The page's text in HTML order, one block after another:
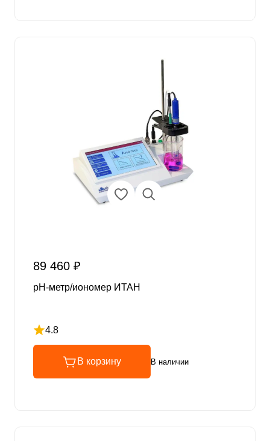
89 460 ₽
pH-метр/иономер ИТАН
4.8
Рейтинг 4.8 из 5
В корзину В наличии